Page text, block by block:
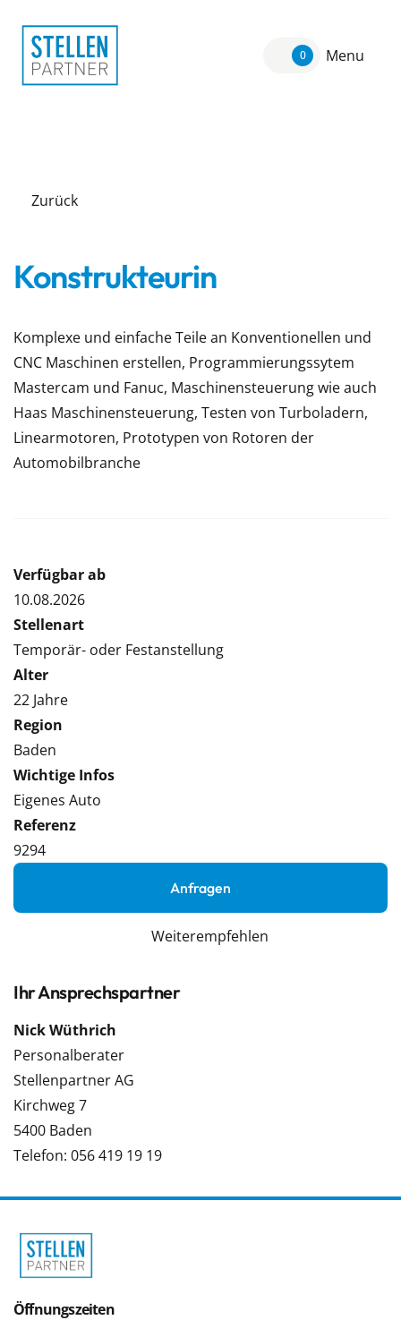
0 Menu
Zurück
Konstrukteurin
Komplexe und einfache Teile an Konventionellen und
CNC Maschinen erstellen, Programmierungssytem
Mastercam und Fanuc, Maschinensteuerung wie auch
Haas Maschinensteuerung, Testen von Turboladern,
Linearmotoren, Prototypen von Rotoren der
Automobilbranche
Verfügbar ab
10.08.2026
Stellenart
Temporär- oder Festanstellung
Alter
22 Jahre
Region
Baden
Wichtige Infos
Eigenes Auto
Referenz
9294
Anfragen
Weiterempfehlen
Ihr Ansprechspartner
Nick Wüthrich
Personalberater
Stellenpartner AG
Kirchweg 7
5400 Baden
Telefon: 056 419 19 19
Öffnungszeiten